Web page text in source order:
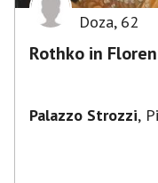
Doza, 62
Rothko in
Palazzo Strozzi,